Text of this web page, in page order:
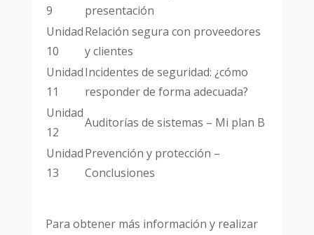
9
presentación
Unidad
10
Relación segura con proveedores
y clientes
Unidad
11
Incidentes de seguridad: ¿cómo
responder de forma adecuada?
Unidad
12
Auditorías de sistemas – Mi plan B
Unidad
13
Prevención y protección –
Conclusiones
Para obtener más información y realizar